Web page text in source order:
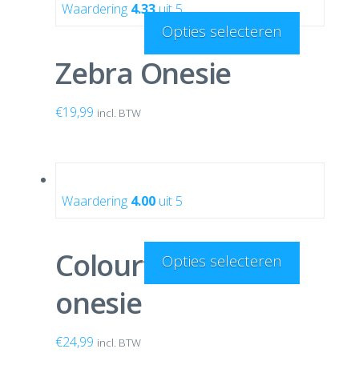
Waardering 4.33uit 5
Zebra Onesie
€19,99 incl. BTW
Opties selecteren
Waardering 4.00 uit 5
Colourful Unicorn
onesie
€24,99 incl. BTW
Opties selecteren